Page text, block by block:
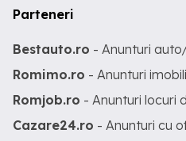
Parteneri
Bestauto.ro - Anunturi
Romimo.ro - Anunturi
Romjob.ro - Anunturi locuri
Cazare24.ro - Anunturi cu